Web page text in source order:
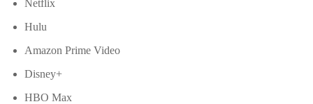
Netflix
Hulu
Amazon Prime Video
Disney+
HBO Max